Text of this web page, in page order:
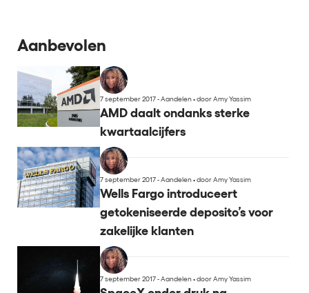
Aanbevolen
7 september 2017 - Aandelen•door Amy Yassim
AMD daalt ondanks sterke
kwartaalcijfers
7 september 2017 - Aandelen•door Amy Yassim
Wells Fargo introduceert
getokeniseerde deposito’s voor
zakelijke klanten
7 september 2017 - Aandelen•door Amy Yassim